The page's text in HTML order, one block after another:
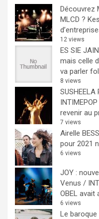
Découvrez
MLCD ?
12 views
ES SIE
mais celle
va parler
8 views
revenir au
7 views
Airelle
pour 2021
6 views
JOY :
Venus /
OBEL avait
6 views
Le